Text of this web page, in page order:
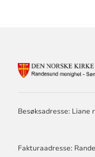
Besøksadresse: Liane
Fakturaadresse: